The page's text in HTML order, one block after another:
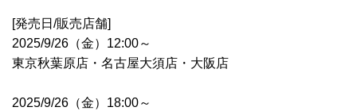
[発売日/販売店舗]
2025/9/26（金）12:00～
東京秋葉原店・名古屋大須店・大阪店
2025/9/26（金）18:00～